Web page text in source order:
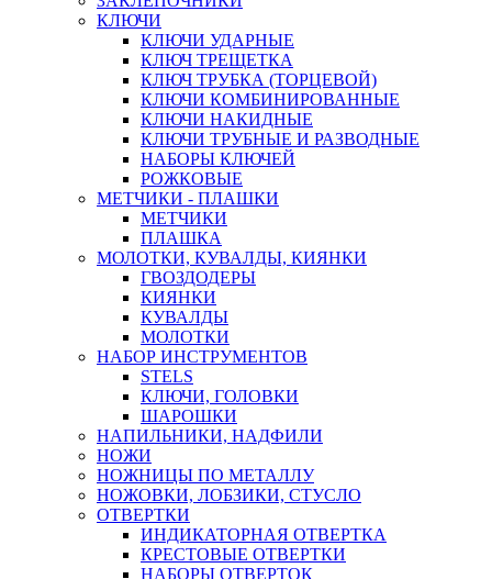
КЛЮЧИ
КЛЮЧИ УДАРНЫЕ
КЛЮЧ ТРЕЩЕТКА
КЛЮЧ ТРУБКА (ТОРЦЕВОЙ)
КЛЮЧИ КОМБИНИРОВАННЫЕ
КЛЮЧИ НАКИДНЫЕ
КЛЮЧИ ТРУБНЫЕ И РАЗВОДНЫЕ
НАБОРЫ КЛЮЧЕЙ
РОЖКОВЫЕ
МЕТЧИКИ - ПЛАШКИ
МЕТЧИКИ
ПЛАШКА
МОЛОТКИ, КУВАЛДЫ, КИЯНКИ
ГВОЗДОДЕРЫ
КИЯНКИ
КУВАЛДЫ
МОЛОТКИ
НАБОР ИНСТРУМЕНТОВ
STELS
КЛЮЧИ, ГОЛОВКИ
ШАРОШКИ
НАПИЛЬНИКИ, НАДФИЛИ
НОЖИ
НОЖНИЦЫ ПО МЕТАЛЛУ
НОЖОВКИ, ЛОБЗИКИ, СТУСЛО
ОТВЕРТКИ
ИНДИКАТОРНАЯ ОТВЕРТКА
КРЕСТОВЫЕ ОТВЕРТКИ
НАБОРЫ ОТВЕРТОК